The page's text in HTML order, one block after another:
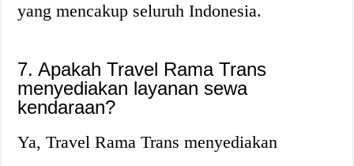
yang mencakup seluruh Indonesia.
7. Apakah Travel Rama Trans
menyediakan layanan sewa
kendaraan?
Ya, Travel Rama Trans menyediakan